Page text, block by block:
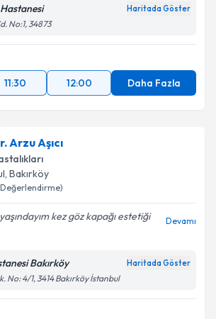
Haritada Göster
No:1, 34873
11:30 12:00 Daha Fazla
Arzu Aşıcı
, Bakırköy
Değerlendirme)
kez göz kapağı estetiği
Devamı
Bakırköy Haritada Göster
No: 4/1, 3414 Bakırköy İstanbul